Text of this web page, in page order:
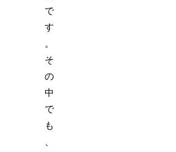
で
す
。
そ
の
中
で
も